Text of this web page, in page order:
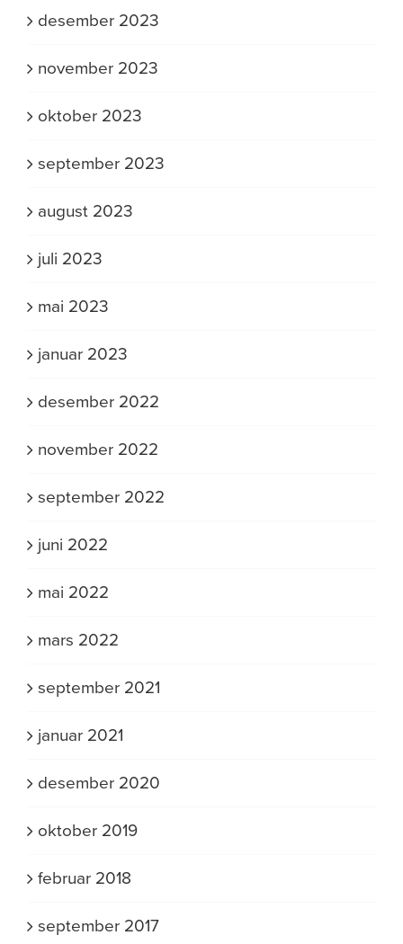
desember 2023
november 2023
oktober 2023
september 2023
august 2023
juli 2023
mai 2023
januar 2023
desember 2022
november 2022
september 2022
juni 2022
mai 2022
mars 2022
september 2021
januar 2021
desember 2020
oktober 2019
februar 2018
september 2017